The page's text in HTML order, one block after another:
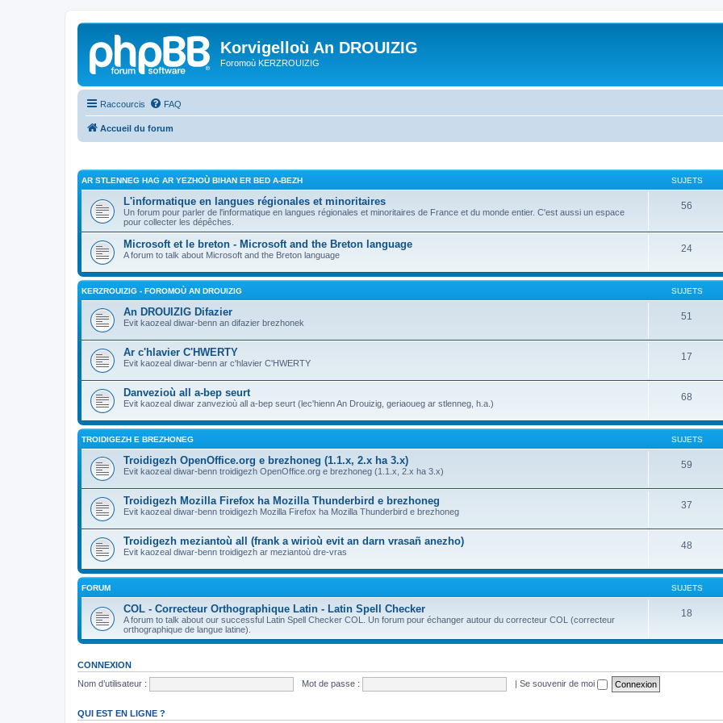
Korvigelloù An DROUIZIG
Foromoù KERZROUIZIG
Raccourcis FAQ
Accueil du forum
AR STLENNEG HAG AR YEZHOÙ BIHAN ER BED A-BEZH SUJETS
L'informatique en langues régionales et minoritaires
Un forum pour parler de l'informatique en langues régionales et minoritaires de France et du monde entier. C'est aussi un espace
pour collecter les dépêches.
56
Microsoft et le breton - Microsoft and the Breton language
A forum to talk about Microsoft and the Breton language
24
KERZROUIZIG - FOROMOÙ AN DROUIZIG SUJETS
An DROUIZIG Difazier
Evit kaozeal diwar-benn an difazier brezhonek
51
Ar c'hlavier C'HWERTY
Evit kaozeal diwar-benn ar c'hlavier C'HWERTY
17
Danvezioù all a-bep seurt
Evit kaozeal diwar zanvezioù all a-bep seurt (lec'hienn An Drouizig, geriaoueg ar stlenneg, h.a.)
68
TROIDIGEZH E BREZHONEG SUJETS
Troidigezh OpenOffice.org e brezhoneg (1.1.x, 2.x ha 3.x)
Evit kaozeal diwar-benn troidigezh OpenOffice.org e brezhoneg (1.1.x, 2.x ha 3.x)
59
Troidigezh Mozilla Firefox ha Mozilla Thunderbird e brezhoneg
Evit kaozeal diwar-benn troidigezh Mozilla Firefox ha Mozilla Thunderbird e brezhoneg
37
Troidigezh meziantoù all (frank a wirioù evit an darn vrasañ anezho)
Evit kaozeal diwar-benn troidigezh ar meziantoù dre-vras
48
FORUM SUJETS
COL - Correcteur Orthographique Latin - Latin Spell Checker
A forum to talk about our successful Latin Spell Checker COL. Un forum pour échanger autour du correcteur COL (correcteur
orthographique de langue latine).
18
CONNEXION
Nom d’utilisateur :
Mot de passe : | Se souvenir de moi
QUI EST EN LIGNE ?